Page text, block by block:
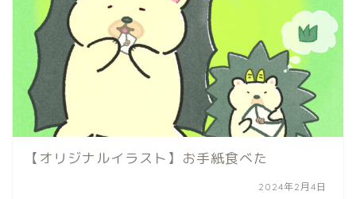
【オリジナルイラスト】お手紙食べた
2024年2月4日